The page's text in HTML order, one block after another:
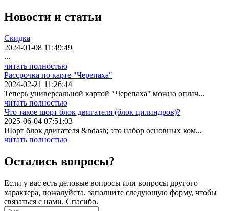
Новости и статьи
Скидка
2024-01-08 11:49:49
...
читать полностью
Рассрочка по карте "Черепаха"
2024-02-21 11:26:44
Теперь универсальной картой "Черепаха" можно оплач...
читать полностью
Что такое шорт блок двигателя (блок цилиндров)?
2025-06-04 07:51:03
Шорт блок двигателя &ndash; это набор основных ком...
читать полностью
Остались вопросы?
Если у вас есть деловые вопросы или вопросы другого
характера, пожалуйста, заполните следующую форму, чтобы
связаться с нами. Спасибо.